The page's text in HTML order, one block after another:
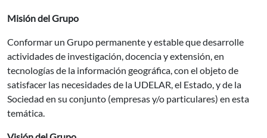
Misión del Grupo
Conformar un Grupo permanente y estable que desarrolle
actividades de investigación, docencia y extensión, en
tecnologías de la información geográfica, con el objeto de
satisfacer las necesidades de la UDELAR, el Estado, y de la
Sociedad en su conjunto (empresas y/o particulares) en esta
temática.